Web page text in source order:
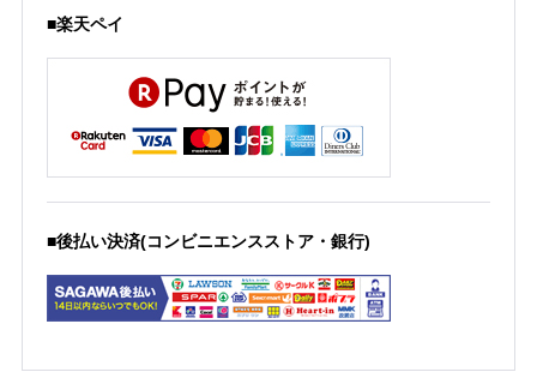
■楽天ペイ
■後払い決済(コンビニエンスストア・銀行)